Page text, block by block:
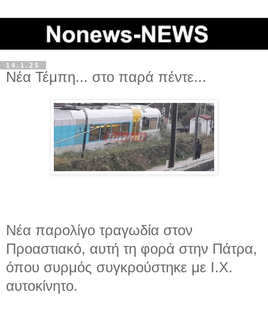
14.1.25
Νέα Τέμπη... στο παρά πέντε...
Νέα παρολίγο τραγωδία στον
Προαστιακό, αυτή τη φορά στην Πάτρα,
όπου συρμός συγκρούστηκε με Ι.Χ.
αυτοκίνητο.